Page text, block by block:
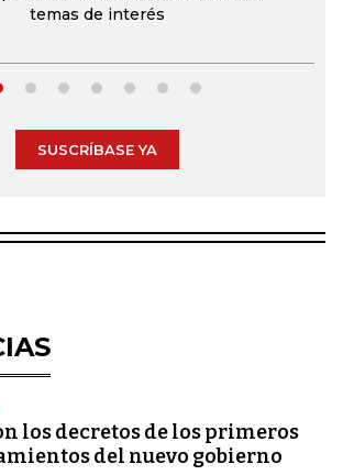
temas de interés
SUSCRÍBASE YA
los decretos de los primeros
del nuevo gobierno